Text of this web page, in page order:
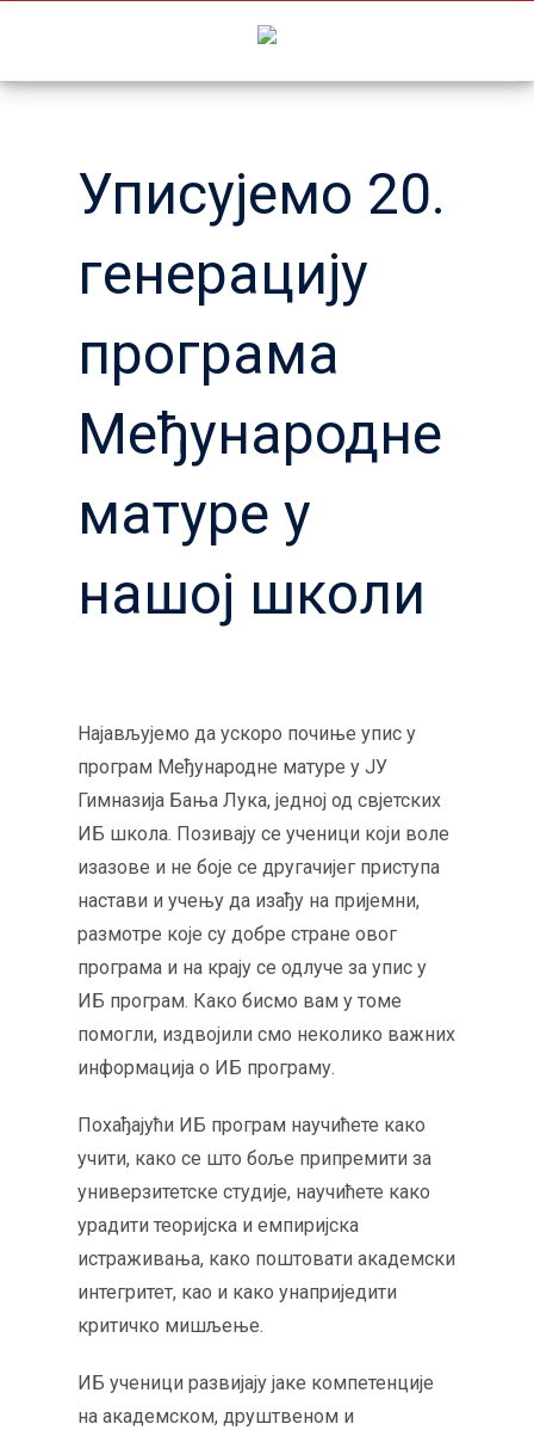
Уписујемо 20.
генерацију
програма
Међународне
матуре у
нашој школи
Најављујемо да ускоро почиње упис у
програм Међународне матуре у ЈУ
Гимназија Бања Лука, једној од свјетских
ИБ школа. Позивају се ученици који воле
изазове и не боје се другачијег приступа
настави и учењу да изађу на пријемни,
размотре које су добре стране овог
програма и на крају се одлуче за упис у
ИБ програм. Како бисмо вам у томе
помогли, издвојили смо неколико важних
информација о ИБ програму.
Похађајући ИБ програм научићете како
учити, како се што боље припремити за
универзитетске студије, научићете како
урадити теоријска и емпиријска
истраживања, како поштовати академски
интегритет, као и како унаприједити
критичко мишљење.
ИБ ученици развијају јаке компетенције
на академском, друштвеном и